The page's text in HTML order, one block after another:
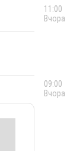
11:00
Вчора
09:00
Вчора